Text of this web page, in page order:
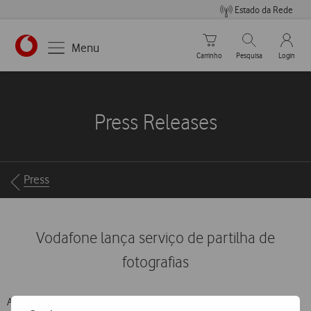
Estado da Rede
https://www.vodafone.pt
Menu
Carrinho de compras
Carrinho
Pesquisar
Pesquisa
My
Login
Press Releases
Breadcrumbs
Press
Vodafone lança serviço de partilha de
fotografias
A Vodafone desenvolveu um novo serviço de partilha de fotografias,